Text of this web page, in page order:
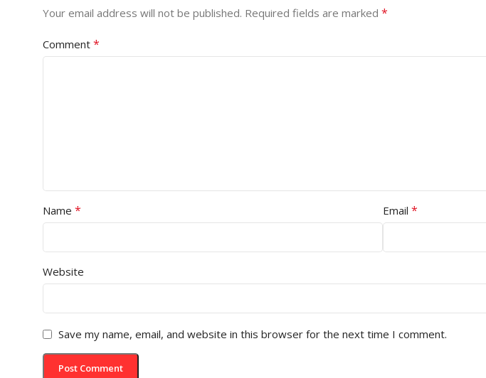
Your email address will not be published. Required fields are marked *
Comment *
Name * Email *
Website
Save my name, email, and website in this browser for the next time I comment.